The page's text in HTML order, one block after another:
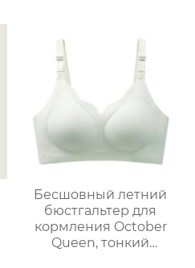
беременности
послеродовой
вскармливание плюс
размер бюстгальтер
Бесшовный летний
бюстгальтер для
кормления October
Queen, тонкий